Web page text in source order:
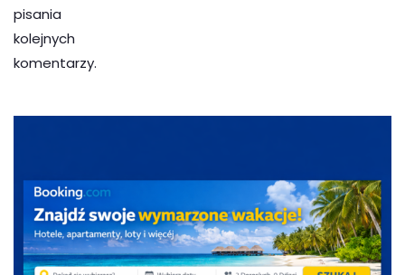
pisania
kolejnych
komentarzy.